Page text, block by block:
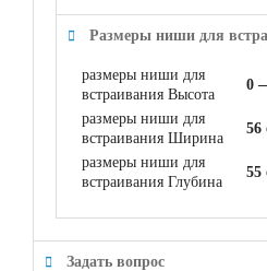
Размеры ниши для
размеры ниши для
встраивания Высота
0
размеры ниши для
встраивания Ширина
56
размеры ниши для
встраивания Глубина
55
Задать вопрос